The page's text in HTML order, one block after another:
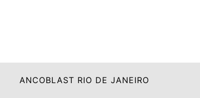
ANCOBLAST RIO DE JANEIRO